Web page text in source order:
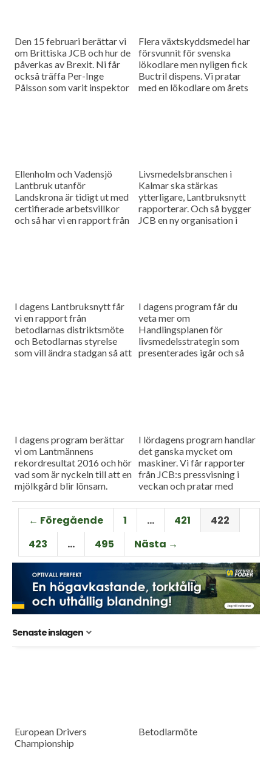
Den 15 februari berättar vi
om Brittiska JCB och hur de
påverkas av Brexit. Ni får
också träffa Per-Inge
Pålsson som varit inspektor
Flera växtskyddsmedel har
försvunnit för svenska
lökodlare men nyligen fick
Buctril dispens. Vi pratar
med en lökodlare om årets
Ellenholm och Vadensjö
Lantbruk utanför
Landskrona är tidigt ut med
certifierade arbetsvillkor
och så har vi en rapport från
Livsmedelsbranschen i
Kalmar ska stärkas
ytterligare, Lantbruksnytt
rapporterar. Och så bygger
JCB en ny organisation i
I dagens Lantbruksnytt får
vi en rapport från
betodlarnas distriktsmöte
och Betodlarnas styrelse
som vill ändra stadgan så att
I dagens program får du
veta mer om
Handlingsplanen för
livsmedelsstrategin som
presenterades igår och så
I dagens program berättar
vi om Lantmännens
rekordresultat 2016 och hör
vad som är nyckeln till att en
mjölkgård blir lönsam.
I lördagens program handlar
det ganska mycket om
maskiner. Vi får rapporter
från JCB:s pressvisning i
veckan och pratar med
Staffanstorp om hur det är
att...
← Föregående 1 … 421
422
423
… 495 Nästa →
Senaste inslagen
European Drivers
Championship
Betodlarmöte